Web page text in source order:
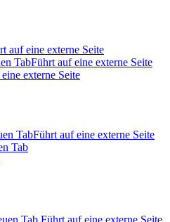
auf eine externe Seite
TabFührt auf eine externe Seite
externe Seite
TabFührt auf eine externe Seite
Tab
Tab Führt auf eine externe Seite